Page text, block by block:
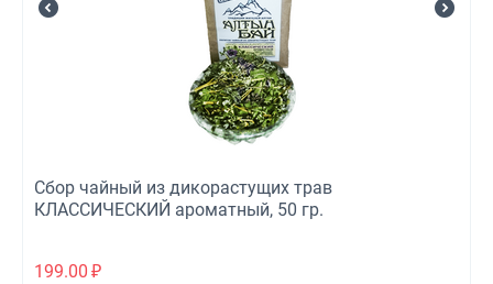
Сбор чайный из дикорастущих трав
КЛАССИЧЕСКИЙ ароматный, 50 гр.
199.00 ₽